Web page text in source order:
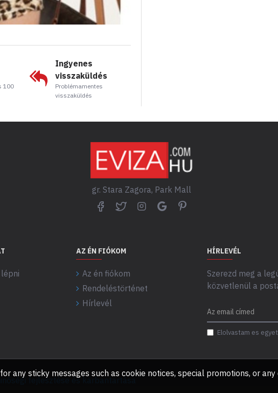
100
Ingyenes
visszaküldés
Problémamentes
visszaküldés
gr. Stara Zagora, Park Mall
AZ ÉN FIÓKOM
Az én fiókom
Rendeléstörténet
Hírlevél
HÍRLEVÉL
Szerezd meg a
közvetlenül a
Elolvastam es
fejlesztése és karbantartása
any sticky messages such as cookie notices, special promotions, or